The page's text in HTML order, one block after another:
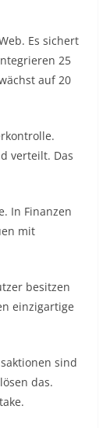
Es sichert
25
auf 20
verteilt. Das
In Finanzen
mit
besitzen
einzigartige
sind
das.